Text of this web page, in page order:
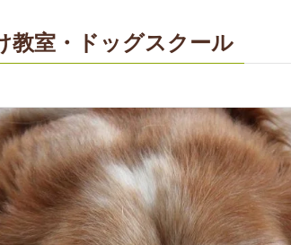
教室・ドッグスクール